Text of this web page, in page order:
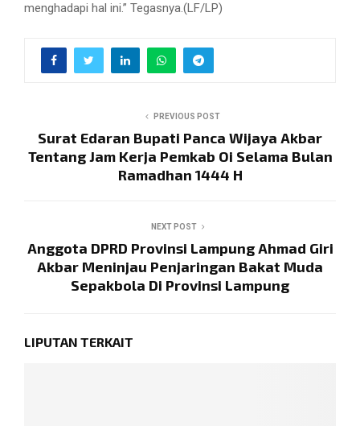
menghadapi hal ini.” Tegasnya.(LF/LP)
PREVIOUS POST
Surat Edaran Bupati Panca Wijaya Akbar
Tentang Jam Kerja Pemkab Oi Selama Bulan
Ramadhan 1444 H
NEXT POST
Anggota DPRD Provinsi Lampung Ahmad Giri
Akbar Meninjau Penjaringan Bakat Muda
Sepakbola Di Provinsi Lampung
LIPUTAN TERKAIT